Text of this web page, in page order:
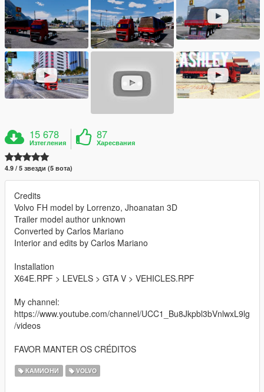
15 678
Изтегления
87
Харесвания
4.9 / 5 звезди (5 вота)
Credits
Volvo FH model by Lorrenzo, Jhoanatan 3D
Trailer model author unknown
Converted by Carlos Mariano
Interior and edits by Carlos Mariano
Installation
X64E.RPF > LEVELS > GTA V > VEHICLES.RPF
My channel:
https://www.youtube.com/channel/UCC1_Bu8Jkpbl3bVnlwxL9lg
/videos
FAVOR MANTER OS CRÉDITOS
КАМИОНИ VOLVO